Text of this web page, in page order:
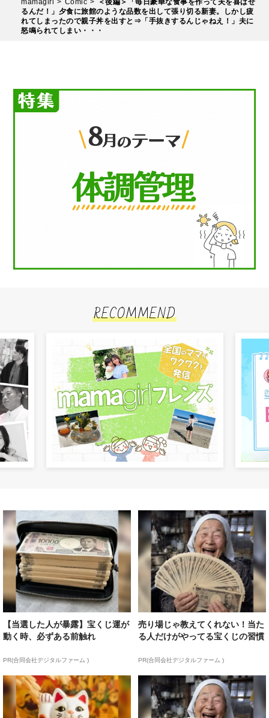
るんだ！」夕食に旅館のような品数を出して張り切る新妻。しかし疲
れてしまったので親子丼を出すと⇒「手抜きするんじゃねえ！」夫に
怒鳴られてしまい・・・
RECOMMEND
【当選した人が暴露】宝くじ運が
動く時、必ずある前触れ
PR(合同会社デジタルファーム )
売り場じゃ教えてくれない！当た
る人だけがやってる宝くじの習慣
PR(合同会社デジタルファーム )